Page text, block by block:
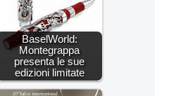
BaselWorld:
Montegrappa
presenta le sue
edizioni limitate